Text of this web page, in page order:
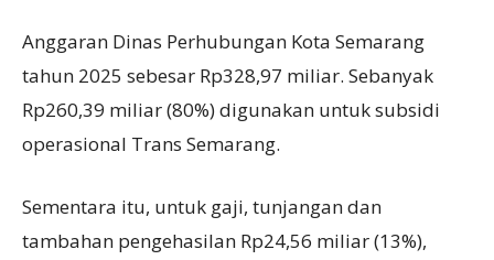
Anggaran Dinas Perhubungan Kota Semarang
tahun 2025 sebesar Rp328,97 miliar. Sebanyak
Rp260,39 miliar (80%) digunakan untuk subsidi
operasional Trans Semarang.
Sementara itu, untuk gaji, tunjangan dan
tambahan pengehasilan Rp24,56 miliar (13%),